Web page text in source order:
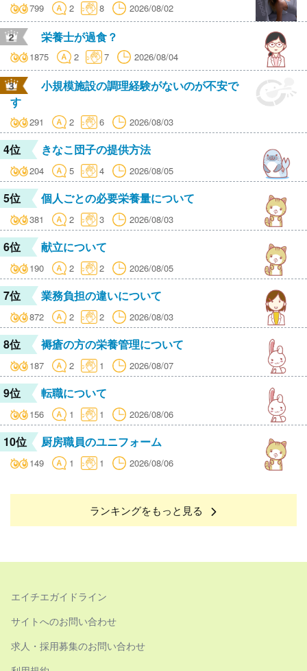
799 2 8 2026/08/02
栄養士が過食？
1875 2 7 2026/08/04
小規模施設の調理経験がないのが不安で
す
291 2 6 2026/08/03
4位 きなこ団子の提供方法
204 5 4 2026/08/05
5位 個人ごとの必要栄養量について
381 2 3 2026/08/03
6位 献立について
190 2 2 2026/08/05
7位 業務負担の違いについて
872 2 2 2026/08/03
8位 褥瘡の方の栄養管理について
187 2 1 2026/08/07
9位 転職について
156 1 1 2026/08/06
10位 厨房職員のユニフォーム
149 1 1 2026/08/06
ランキングをもっと見る
エイチエガイドライン
サイトへのお問い合わせ
求人・採用募集のお問い合わせ